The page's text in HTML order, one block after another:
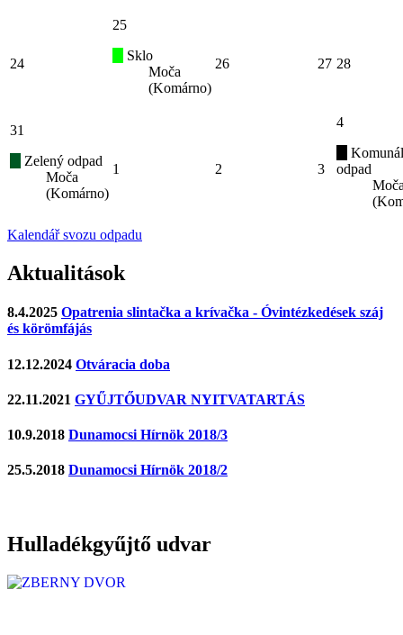
24
25
Sklo
Moča
(Komárno)
26 27 28
31
Zelený odpad
Moča
(Komárno)
1 2 3
4
odpad
Kalendář svozu odpadu
Aktualitások
8.4.2025 Opatrenia slintačka a krívačka - Óvintézkedések száj
és körömfájás
12.12.2024 Otváracia doba
22.11.2021 GYŰJTŐUDVAR NYITVATARTÁS
10.9.2018 Dunamocsi Hírnök 2018/3
25.5.2018 Dunamocsi Hírnök 2018/2
Hulladékgyűjtő udvar